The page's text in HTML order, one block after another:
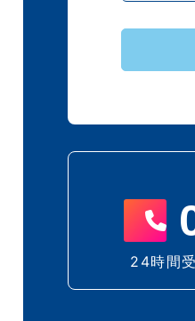
24時間